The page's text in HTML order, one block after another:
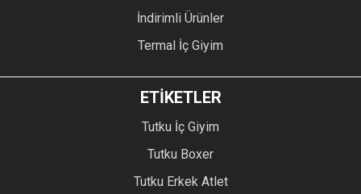
İndirimli Ürünler
Termal İç Giyim
ETİKETLER
Tutku İç Giyim
Tutku Boxer
Tutku Erkek Atlet